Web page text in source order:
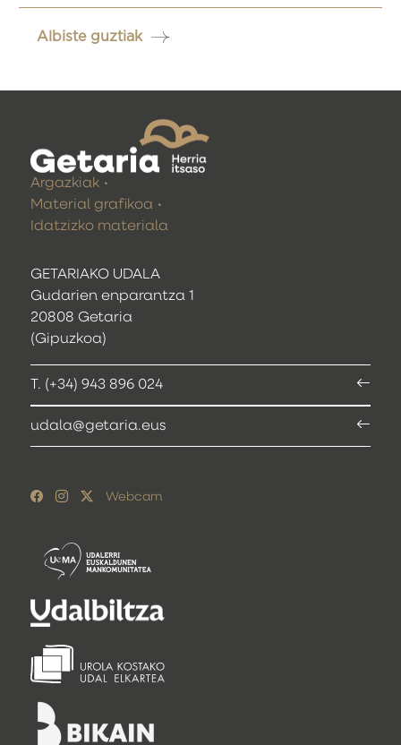
Albiste guztiak
GETARIAKO UDALA
Gudarien enparantza 1
20808 Getaria
(Gipuzkoa)
T. (+34) 943 896 024
udala@getaria.eus
Argazkiak
Material grafikoa
Idatzizko materiala
Webcam